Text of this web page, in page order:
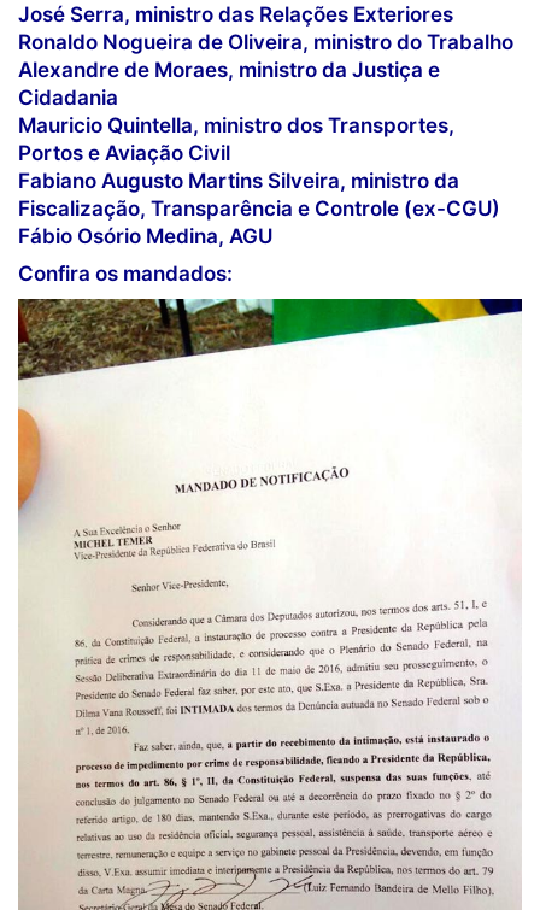
José Serra, ministro das Relações Exteriores
Ronaldo Nogueira de Oliveira, ministro do Trabalho
Alexandre de Moraes, ministro da Justiça e
Cidadania
Mauricio Quintella, ministro dos Transportes,
Portos e Aviação Civil
Fabiano Augusto Martins Silveira, ministro da
Fiscalização, Transparência e Controle (ex-CGU)
Fábio Osório Medina, AGU
Confira os mandados: